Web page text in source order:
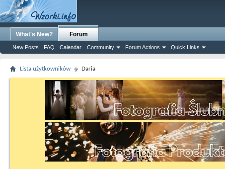
What's New? Forum
New Posts FAQ Calendar Community Forum Actions Quick Links
Lista użytkowników Daria